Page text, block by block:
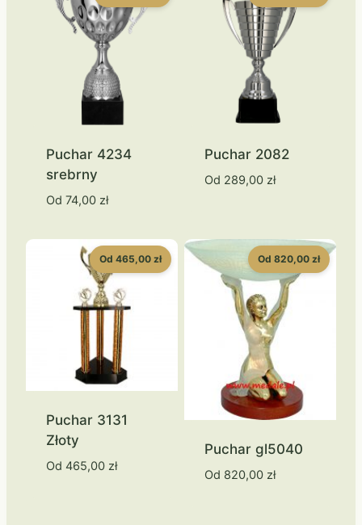
Puchar 4234
srebrny
Od 74,00 zł
Puchar 2082
Od 289,00 zł
Od 465,00 zł
Puchar 3131
Złoty
Od 465,00 zł
Od 820,00 zł
Puchar gl5040
Od 820,00 zł